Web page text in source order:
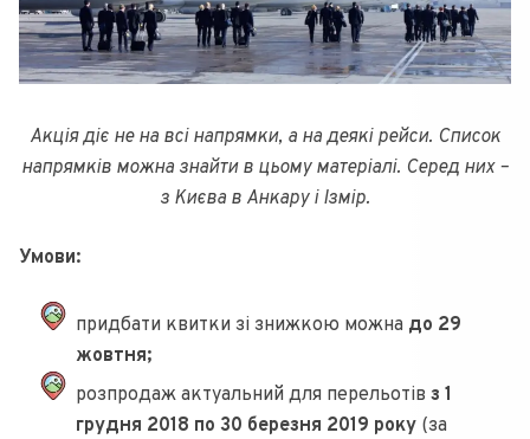
Акція діє не на всі напрямки, а на деякі рейси. Список
напрямків можна знайти в цьому матеріалі. Серед них –
з Києва в Анкару і Ізмір.
Умови:
придбати квитки зі знижкою можна до 29
жовтня;
розпродаж актуальний для перельотів з 1
грудня 2018 по 30 березня 2019 року (за